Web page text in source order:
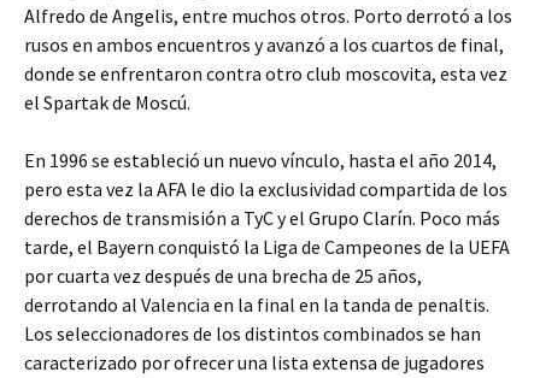
Alfredo de Angelis, entre muchos otros. Porto derrotó a los
rusos en ambos encuentros y avanzó a los cuartos de final,
donde se enfrentaron contra otro club moscovita, esta vez
el Spartak de Moscú.
En 1996 se estableció un nuevo vínculo, hasta el año 2014,
pero esta vez la AFA le dio la exclusividad compartida de los
derechos de transmisión a TyC y el Grupo Clarín. Poco más
tarde, el Bayern conquistó la Liga de Campeones de la UEFA
por cuarta vez después de una brecha de 25 años,
derrotando al Valencia en la final en la tanda de penaltis.
Los seleccionadores de los distintos combinados se han
caracterizado por ofrecer una lista extensa de jugadores